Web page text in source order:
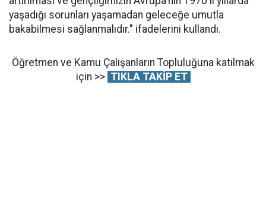
yaşadığı sorunları yaşamadan geleceğe umutla
bakabilmesi sağlanmalıdır." ifadelerini kullandı.
Öğretmen ve Kamu Çalışanların Topluluğuna katılmak
için >> TIKLA TAKİP ET